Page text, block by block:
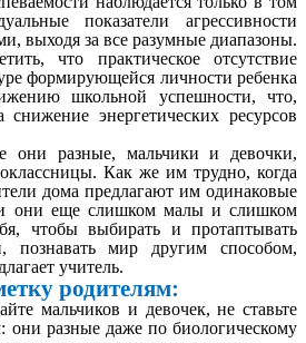
показатели агрессивности
выходя за все разумные диапазоны.
что практическое отсутствие
формирующейся личности ребенка
школьной успешности, что,
снижение энергетических ресурсов
они разные, мальчики и девочки,
Как же им трудно, когда
дома предлагают им одинаковые
они еще слишком малы и слишком
чтобы выбирать и протаптывать
познавать мир другим способом,
учитель.
родителям:
мальчиков и девочек, не ставьте
они разные даже по биологическому